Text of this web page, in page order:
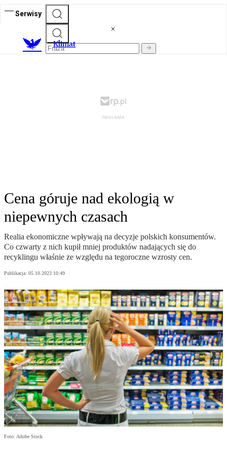
Serwisy
Klimat
Cena góruje nad ekologią w
niepewnych czasach
Realia ekonomiczne wpływają na decyzje polskich konsumentów.
Co czwarty z nich kupił mniej produktów nadających się do
recyklingu właśnie ze względu na tegoroczne wzrosty cen.
Publikacja: 05.10.2023 10:49
Foto: Adobe Stock